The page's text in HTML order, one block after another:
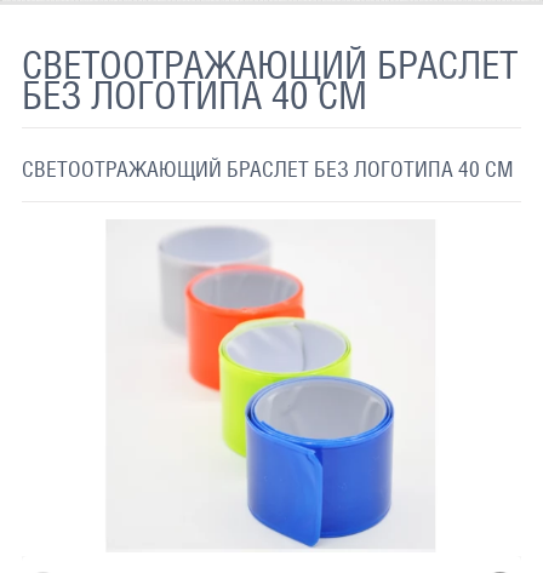
СВЕТООТРАЖАЮЩАЯ ПЛЕНКА
СВЕТООТРАЖАЮЩИЕ ДОРОЖНЫЕ ЗНАКИ
ДОСТАВКА
СВЯЗАТЬСЯ С НАМИ
СВЕТООТРАЖАЮЩИЙ БРАСЛЕТ
БЕЗ ЛОГОТИПА 40 СМ
СВЕТООТРАЖАЮЩИЙ БРАСЛЕТ БЕЗ ЛОГОТИПА 40 СМ